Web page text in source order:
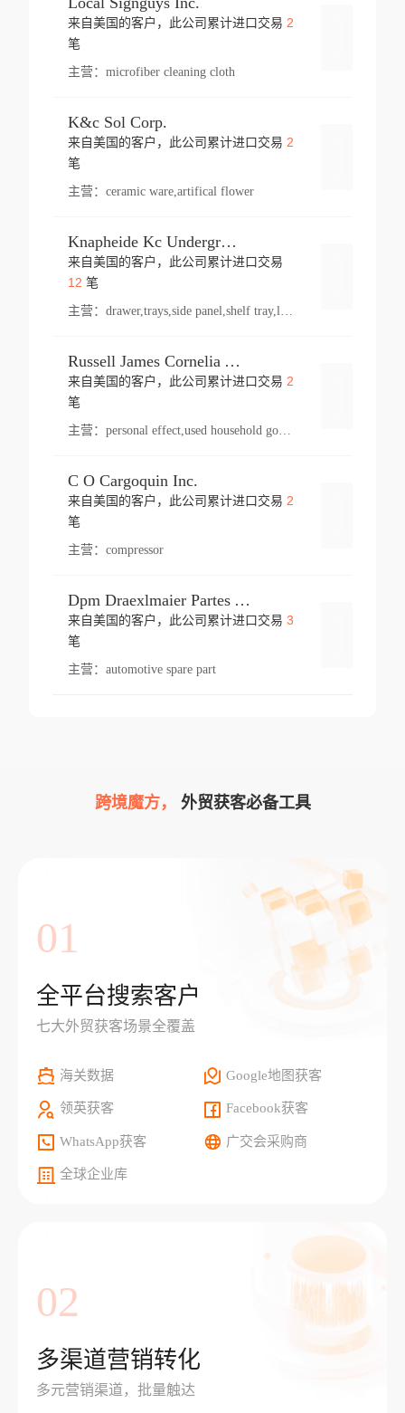
来自美国的客户，此公司累计进口交易 2
笔
主营： microfiber cleaning cloth
K&c Sol Corp.
来自美国的客户，此公司累计进口交易 2
笔
主营： ceramic ware,artifical flower
Knapheide Kc Underground
来自美国的客户，此公司累计进口交易
12 笔
主营：
Russell James Cornelia Arlington Va
来自美国的客户，此公司累计进口交易 2
笔
主营： personal effect,used household goods
C O Cargoquin Inc.
来自美国的客户，此公司累计进口交易 2
笔
主营： compressor
Dpm Draexlmaier Partes Automotrices Corr Ind Huejotzingo
来自美国的客户，此公司累计进口交易 3
笔
主营： automotive spare part
跨境魔方， 外贸获客必备工具
01
全平台搜索客户
七大外贸获客场景全覆盖
海关数据 Google地图获客
领英获客 Facebook获客
WhatsApp获客 广交会采购商
全球企业库
02
多渠道营销转化
多元营销渠道，批量触达